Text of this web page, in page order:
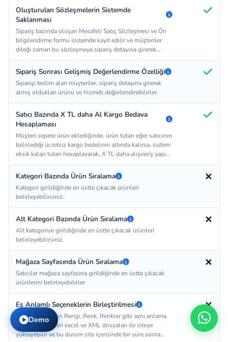
sözleşmesi ile ön bilgilendirme formu sistem tarafından
oluşturulur. (Yasal zorunluluktur)
Oluşturulan Sözleşmelerin Sistemde
Saklanması
Sipariş bazında oluşan Mesafeli Satış Sözleşmesi ve Ön
bilgilendirme formu sistemde kayıt edilir ve müşteriler
dileği zaman bu sözleşmeye sipariş detayına girerek
ulaşabilirler.
Sipariş Sonrası Gelişmiş Değerlendirme Özelliği
Siparişi teslim alan müşteriler, sipariş detayına girerek
almış oldukları ürünü ve hizmeti değerlendirebilirler.
Satıcı Bazında X TL daha Al Kargo Bedava
Hesaplaması
Müşteri sepete ürün eklediğinde, ürün tutarı eğer satıcının
belirlediği ücretsiz kargo bedelinin altında kalırsa, sistem
eksik kalan tutarı hesaplayarak, X TL daha alışveriş yapın,
ücretsiz kargo kazanın şeklinde pop-up çıkararak daha
fazla alışveriş yapılması için müşteriyi teşvik eder.
Kategori Bazında Ürün Sıralama
Kategori girildiğinde en üstte çıkacak ürünleri
belirleyebilirsiniz.
✕
Alt Kategori Bazında Ürün Sıralama
Alt kategoriye girildiğinde en üstte çıkacak ürünleri
belirleyebilirsiniz.
✕
Mağaza Sayfasında Ürün Sıralama
Satıcılar mağaza sayfasına girildiğinde en üstte çıkacak
ürünlerini belirleyebilirler
✕
Eş Anlamlı Seçeneklerin Birleştirilmesi
Satıcılarınız Ürün Rengi, Renk, Renkler gibi aynı anlama
gelen seçenekleri excel ve XML dosyaları ile siteye
yükleyebilir ve bu durum site içerisinde bir süre sonra
✕
Demo